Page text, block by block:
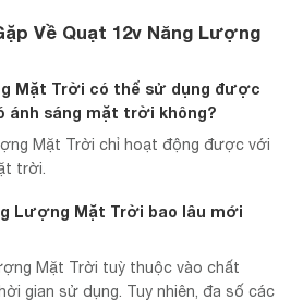
Về Quạt 12v Năng Lượng
Mặt Trời có thể sử dụng được
ánh sáng mặt trời không?
Mặt Trời chỉ hoạt động được với
trời.
Lượng Mặt Trời bao lâu mới
Mặt Trời tuỳ thuộc vào chất
gian sử dụng. Tuy nhiên, đa số các